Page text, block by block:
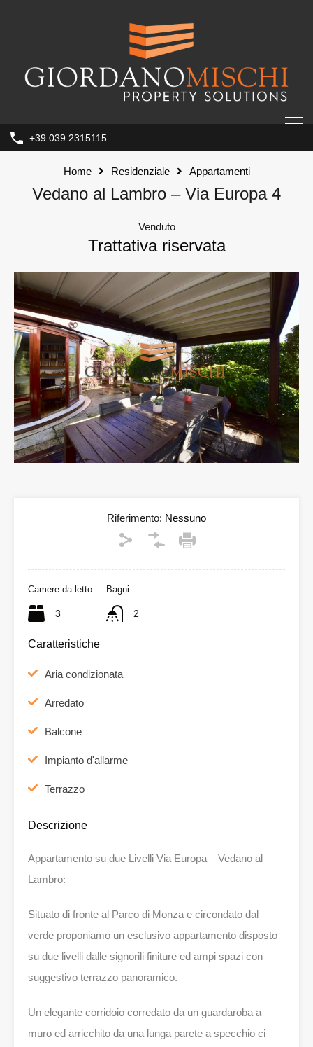
+39.039.2315115
Home Residenziale Appartamenti
Vedano al Lambro – Via Europa 4
Venduto
Trattativa riservata
Riferimento: Nessuno
Camere da letto
3
Bagni
2
Caratteristiche
Aria condizionata
Arredato
Balcone
Impianto d'allarme
Terrazzo
Descrizione
Appartamento su due Livelli Via Europa – Vedano al
Lambro:
Situato di fronte al Parco di Monza e circondato dal
verde proponiamo un esclusivo appartamento disposto
su due livelli dalle signorili finiture ed ampi spazi con
suggestivo terrazzo panoramico.
Un elegante corridoio corredato da un guardaroba a
muro ed arricchito da una lunga parete a specchio ci